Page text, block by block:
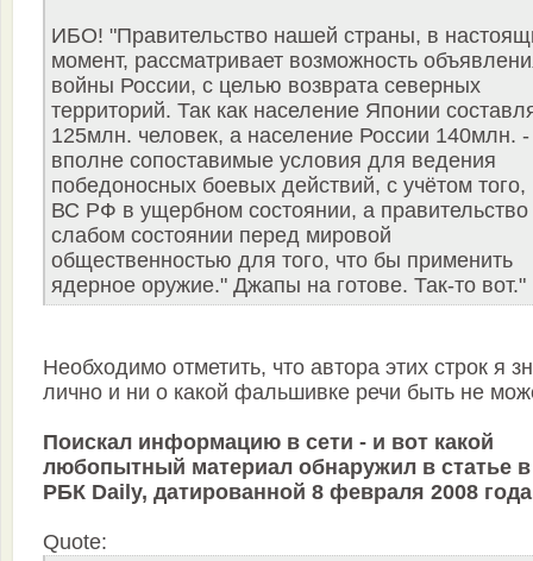
ИБО! "Правительство нашей страны, в
момент, рассматривает возможность
войны России, с целью возврата северных
территорий. Так как население Японии
125млн. человек, а население России 140млн. -
вполне сопоставимые условия для ведения
победоносных боевых действий, с учётом того,
ВС РФ в ущербном состоянии, а правительство
слабом состоянии перед мировой
общественностью для того, что бы применить
ядерное оружие." Джапы на готове. Так-то вот."
Необходимо отметить, что автора этих строк я
лично и ни о какой фальшивке речи быть не
Поискал информацию в сети - и вот какой
любопытный материал обнаружил в статье в
РБК Daily, датированной 8 февраля 2008
Quote: